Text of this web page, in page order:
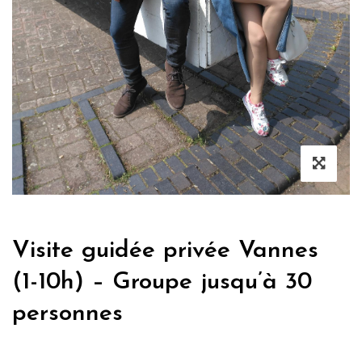
Visite guidée privée Vannes
(1-10h) – Groupe jusqu’à 30
personnes